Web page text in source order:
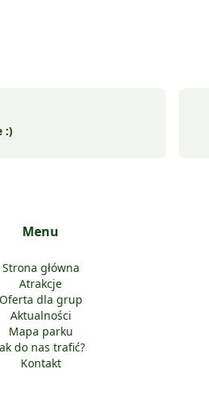
:)
Menu
Strona główna
Atrakcje
Oferta dla grup
Aktualności
Mapa parku
do nas trafić?
Kontakt